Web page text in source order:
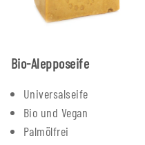
Bio-Alepposeife
Universalseife
Bio und Vegan
Palmölfrei